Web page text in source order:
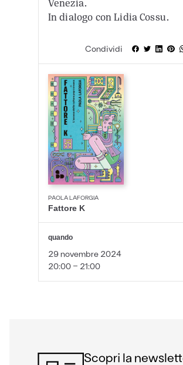
Venezia.
In dialogo con Lidia Cossu.
Condividi
PAOLA LAFORGIA
Fattore K
quando
29 novembre 2024
20:00 - 21:00
Scopri la